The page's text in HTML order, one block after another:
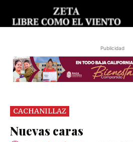
Publicidad
CACHANILLAZ
Nuevas caras